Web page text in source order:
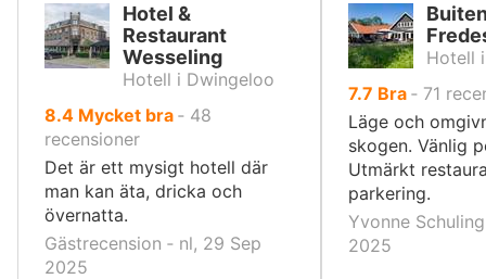
Hotel &
Restaurant
Wesseling
Hotell i Dwingeloo
8.4av
10,
Mycket bra ‐ 48
recensioner
Det är ett mysigt hotell där
man kan äta, dricka och
övernatta.
Gästrecension ‐ nl, 29 Sep
2025
Hotell
7.7 av
10,
Bra ‐ 71
Läge och
skogen. Vänlig
Utmärkt
parkering.
Yvonne
2025